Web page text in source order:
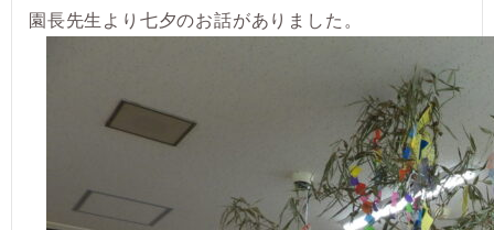
園長先生より七夕のお話がありました。